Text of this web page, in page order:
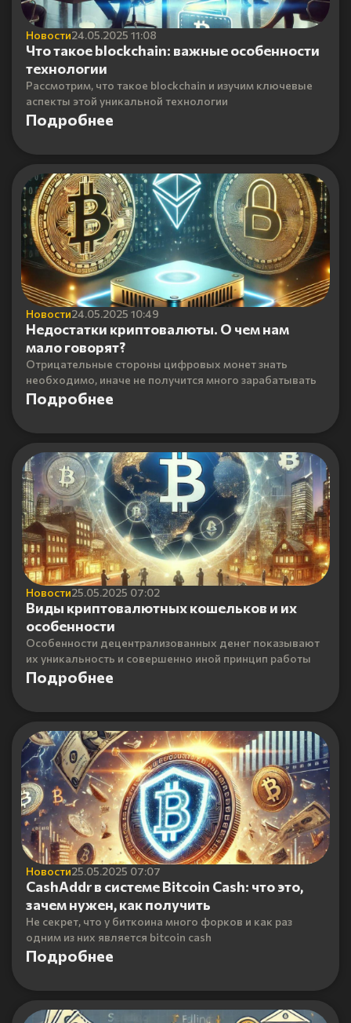
Новости24.05.2025 11:08
Что такое blockchain: важные особенности
технологии
Рассмотрим, что такое blockchain и изучим ключевые
аспекты этой уникальной технологии
Подробнее
Новости24.05.2025 10:49
Недостатки криптовалюты. О чем нам
мало говорят?
Отрицательные стороны цифровых монет знать
необходимо, иначе не получится много зарабатывать
Подробнее
Новости25.05.2025 07:02
Виды криптовалютных кошельков и их
особенности
Особенности децентрализованных денег показывают
их уникальность и совершенно иной принцип работы
Подробнее
Новости25.05.2025 07:07
CashAddr в системе Bitcoin Cash: что это,
зачем нужен, как получить
Не секрет, что у биткоина много форков и как раз
одним из них является bitcoin cash
Подробнее